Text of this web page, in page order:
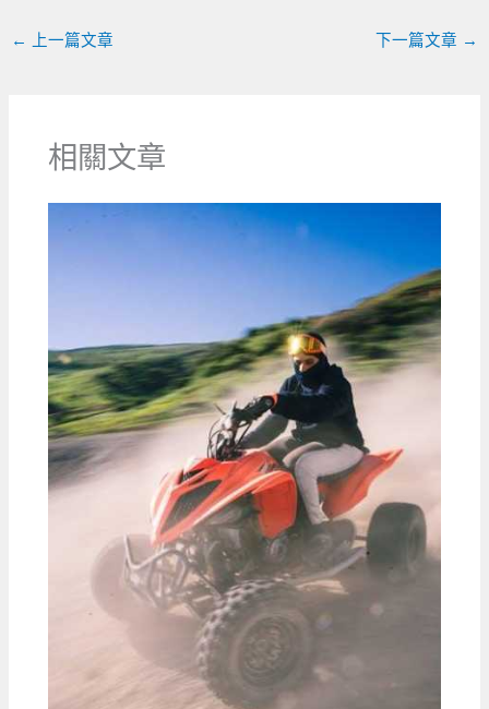
← 上一篇文章 下一篇文章 →
相關文章